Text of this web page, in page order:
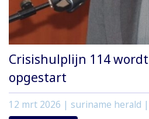
Crisishulplijn 114
opgestart
12 mrt 2026 | suriname herald |